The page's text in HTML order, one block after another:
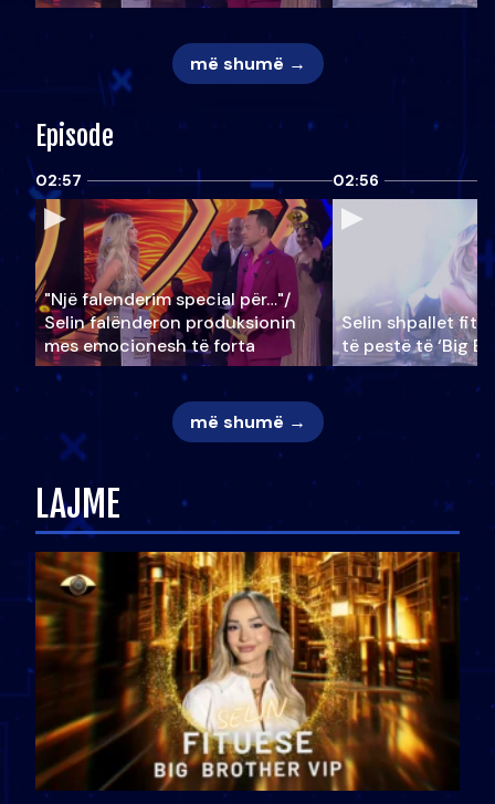
më shumë →
Episode
02:57
"Një falenderim special për…"/
Selin falënderon produksionin
mes emocionesh të forta
02:56
Selin shpallet
të pestë të ‘Big
më shumë →
LAJME